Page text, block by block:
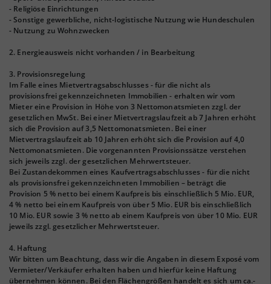
- Religiöse Einrichtungen
- Sonstige gewerbliche, nicht-logistische Nutzung wie Hundeschulen
- Nutzung zu Wohnzwecken
2. Energieausweis nicht vorhanden / in Bearbeitung
3. Provisionsregelung
Im Falle eines Mietvertragsabschlusses - für die nicht als
provisionsfrei gekennzeichneten Immobilien - erhalten wir vom
Mieter eine Provision in Höhe von 3 Nettomonatsmieten zzgl. der
gesetzlichen MwSt. Bei einer Mietvertragslaufzeit ab 7 Jahren erhöht
sich die Provision auf 3,5 Nettomonatsmieten. Bei einer
Mietvertragslaufzeit ab 10 Jahren erhöht sich die Provision auf 4,0
Nettomonatsmieten. Die vorgenannten Provisionssätze verstehen
sich jeweils zzgl. der gesetzlichen Mehrwertsteuer.
Bei Zustandekommen eines Kaufvertragsabschlusses - für die nicht
als provisionsfrei gekennzeichneten Immobilien – beträgt die
Provision 5 % netto bei einem Kaufpreis bis einschließlich 5 Mio. EUR,
4 % netto bei einem Kaufpreis von über 5 Mio. EUR bis einschließlich
10 Mio. EUR sowie 3 % netto ab einem Kaufpreis von über 10 Mio. EUR
jeweils zzgl. gesetzlicher Mehrwertsteuer.
4. Haftung
Wir bitten um Beachtung, dass wir die Angaben in diesem Exposé vom
Vermieter/Verkäufer erhalten haben und hierfür keine Haftung
übernehmen können. Bei den Flächengrößen handelt es sich um ca.-